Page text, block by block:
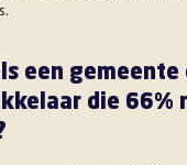
een gemeente
die 66%